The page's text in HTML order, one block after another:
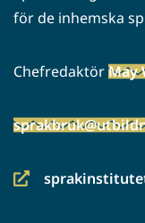
för de inhemska
ChefredaktörMay
(siirryt